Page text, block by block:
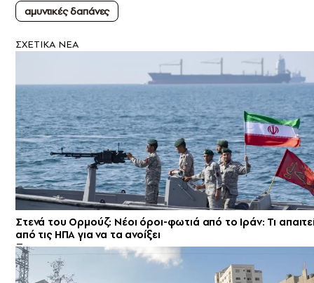
αμυντικές δαπάνες
ΣXETIKA NEA
Στενά του Ορμούζ: Νέοι όροι-φωτιά από το Ιράν: Τι
από τις ΗΠΑ για να τα ανοίξει